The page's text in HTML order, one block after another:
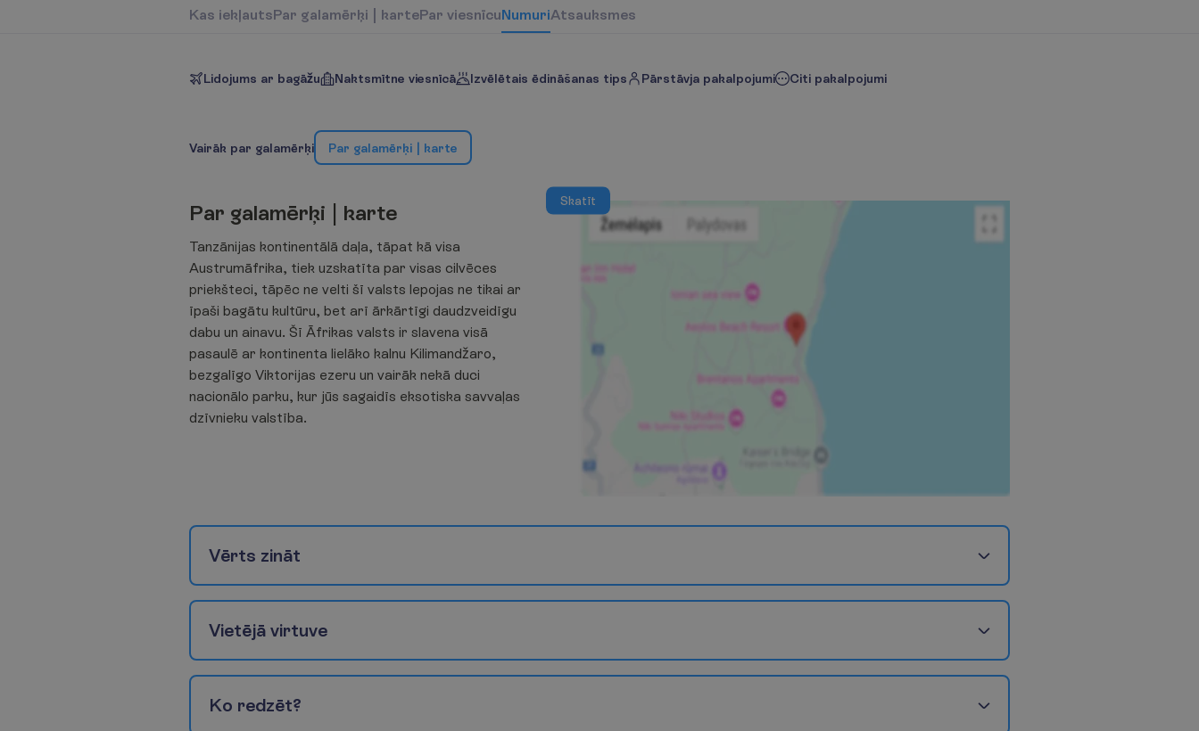
Kas iekļautsPar galamērķi kartePar viesnīcuNumuriAtsauksmes
Lidojums ar bagāžu Naktsmītne viesnīcā Izvēlētais ēdināšanas tips Pārstāvja pakalpojumi Citi pakalpojumi
Vairāk par galamērķi Par galamērķi karte
Par galamērķi karte
Tanzānijas kontinentālā daļa, tāpat kā visa
Austrumāfrika, tiek uzskatīta par visas cilvēces
priekšteci, tāpēc ne velti šī valsts lepojas ne tikai ar
īpaši bagātu kultūru, bet arī ārkārtīgi daudzveidīgu
dabu un ainavu. Šī Āfrikas valsts ir slavena visā
pasaulē ar kontinenta lielāko kalnu Kilimandžaro,
bezgalīgo Viktorijas ezeru un vairāk nekā duci
nacionālo parku, kur jūs sagaidīs eksotiska savvaļas
dzīvnieku valstība.
Skatīt
Vērts zināt
Vietējā virtuve
Ko redzēt?